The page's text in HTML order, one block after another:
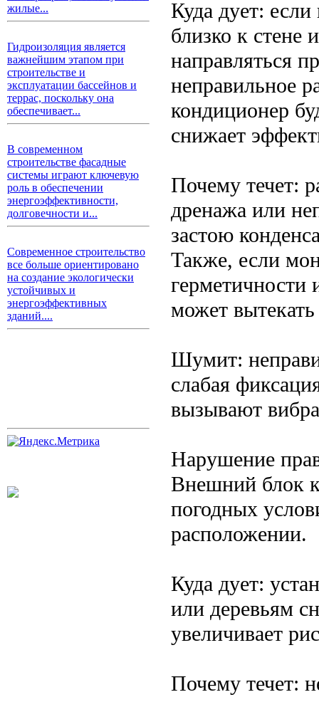
жилые...
Гидроизоляция является
важнейшим этапом при
строительстве и
эксплуатации бассейнов и
террас, поскольку она
обеспечивает...
В современном
строительстве фасадные
системы играют ключевую
роль в обеспечении
энергоэффективности,
долговечности и...
Современное строительство
все больше ориентировано
на создание экологически
устойчивых и
энергоэффективных
зданий....
Куда дует:
близко к стене
направляться
неправильное
кондиционер
снижает
Почему течет:
дренажа или
застою
Также, если
герметичности
может вытекать
Шумит:
слабая
вызывают
Нарушение
Внешний блок
погодных
расположении.
Куда дует:
или деревьям
увеличивает
Почему течет: